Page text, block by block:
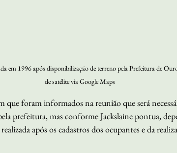
em 1996 após disponibilização de terreno pela Prefeitura de
de satélite via Google Maps
que foram informados na reunião que será
prefeitura, mas conforme Jackslaine pontua,
após os cadastros dos ocupantes e da